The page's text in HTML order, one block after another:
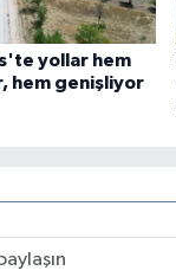
yollar hem
hem genişliyor